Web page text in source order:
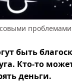
быть
Кто-то
деньги.